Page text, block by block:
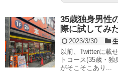
35歳独身男性
際に試してみ
2023/3/30
以前、Twitterに載
トコース(35歳・
がそこそこあり...